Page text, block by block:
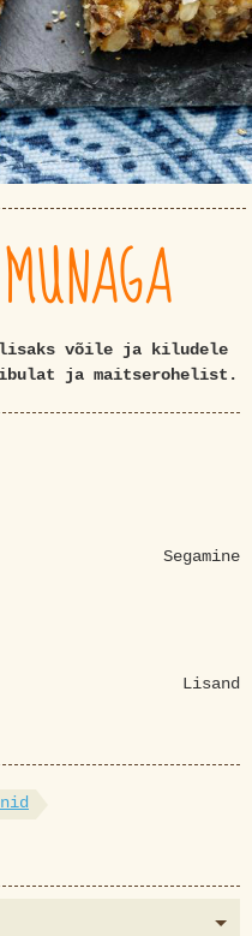
lisaks võile ja kiludele
ja maitserohelist.
Segamine
Lisand